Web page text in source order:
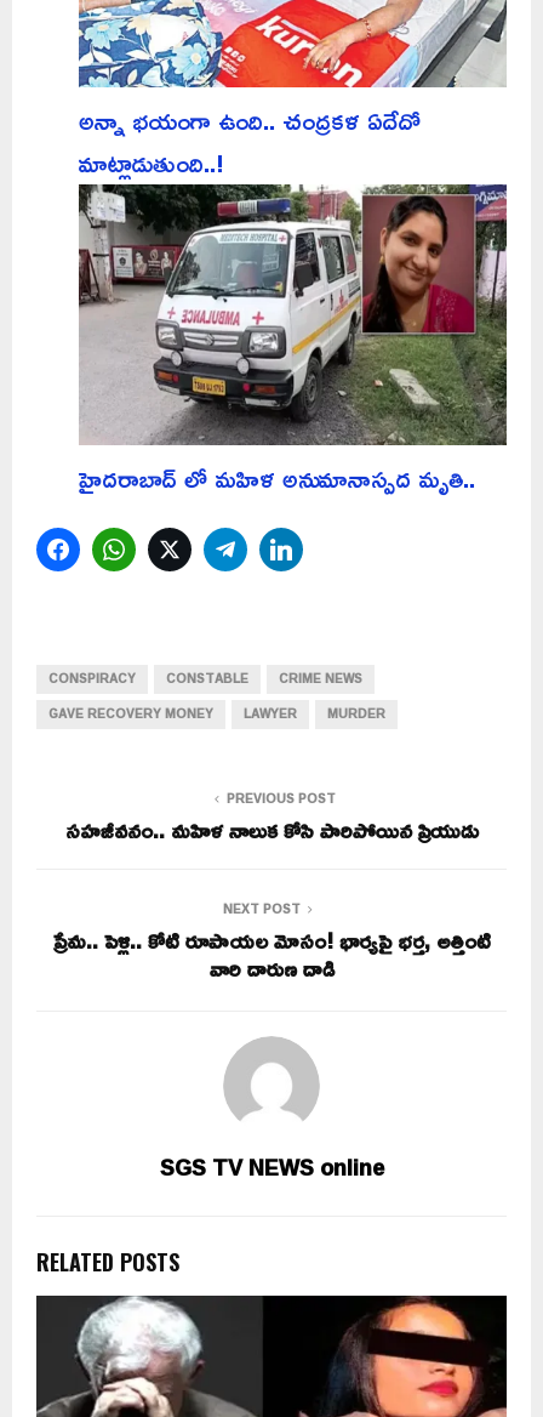
అన్నా భయంగా ఉంది.. చంద్రకళ ఏదేదో
మాట్లాడుతుంది..!
హైదరాబాద్ లో మహిళ అనుమానాస్పద మృతి..
FacebookWhatsAppTwitterTelegram
CONSPIRACY CONSTABLE
CRIME NEWS
GAVE RECOVERY MONEY
LAWYER MURDER
PREVIOUS POST
సహజీవనం.. మహిళ నాలుక కోసి పారిపోయిన ప్రియుడు
NEXT POST
ప్రేమ.. పెళ్లి.. కోటి రూపాయల మోసం! భార్యపై భర్త, అత్తింటి
వారి దారుణ దాడి
SGS TV NEWS online
RELATED POSTS